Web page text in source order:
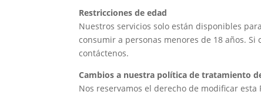
Restricciones de edad
Nuestros servicios solo están disponibles
consumir a personas menores de 18 años.
contáctenos.
Cambios a nuestra política de tratamiento
Nos reservamos el derecho de modificar